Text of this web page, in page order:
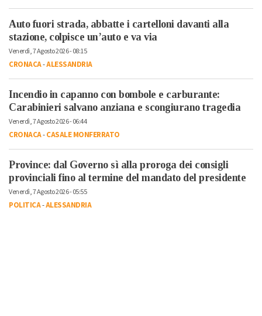
Auto fuori strada, abbatte i cartelloni davanti alla
stazione, colpisce un’auto e va via
Venerdì, 7 Agosto 2026 - 08:15
CRONACA-ALESSANDRIA
Incendio in capanno con bombole e carburante:
Carabinieri salvano anziana e scongiurano tragedia
Venerdì, 7 Agosto 2026 - 06:44
CRONACA-CASALE MONFERRATO
Province: dal Governo sì alla proroga dei consigli
provinciali fino al termine del mandato del presidente
Venerdì, 7 Agosto 2026 - 05:55
POLITICA-ALESSANDRIA